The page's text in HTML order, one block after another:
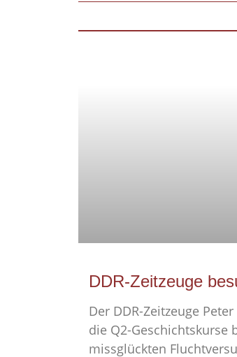
DDR-Zeitzeuge
Der DDR-Zeitzeuge
die Q2-Geschichtskurse
missglückten